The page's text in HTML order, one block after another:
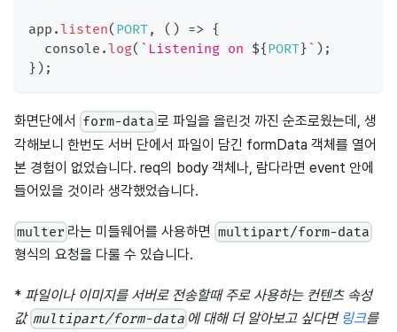
app . listen( PORT, ( ) =>
{
console . log( ` Listening on ${PORT} ` ) ;
} ) ;
화면단에서 form-data 로 파일을 올린것 까진 순조로웠는데, 생
각해보니 한번도 서버 단에서 파일이 담긴 formData 객체를 열어
본 경험이 없었습니다. req의 body 객체나, 람다라면 event 안에
들어있을 것이라 생각했었습니다.
multer 라는 미들웨어를 사용하면 multipart/form-data
형식의 요청을 다룰 수 있습니다.
* 파일이나 이미지를 서버로 전송할때 주로 사용하는 컨텐츠 속성
값 multipart/form-data 에 대해 더 알아보고 싶다면 링크를